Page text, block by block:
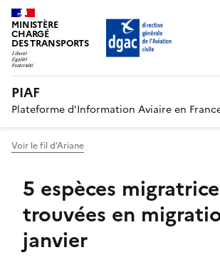
MINISTÈRE
CHARGÉ
DES TRANSPORTS
PIAF
Plateforme d'Information Aviaire en
Voir le fil d’Ariane
5 espèces
trouvées en
janvier